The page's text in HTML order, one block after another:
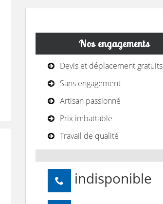
Nos engagements
Devis et déplacement gratuits
Sans engagement
Artisan passionné
Prix imbattable
Travail de qualité
indisponible